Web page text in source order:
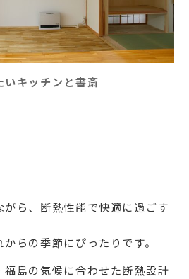
いキッチンと書斎
ら、断熱性能で快適に過ごす
らの季節にぴったりです。
島の気候に合わせた断熱設計